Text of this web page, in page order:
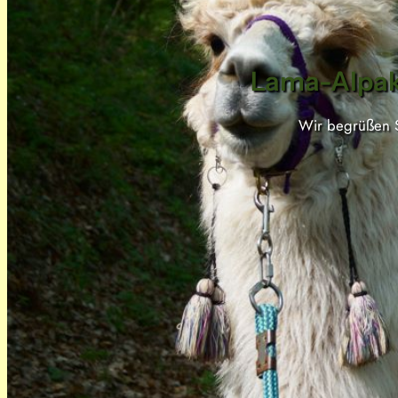
Lama-
Wir begrüßen